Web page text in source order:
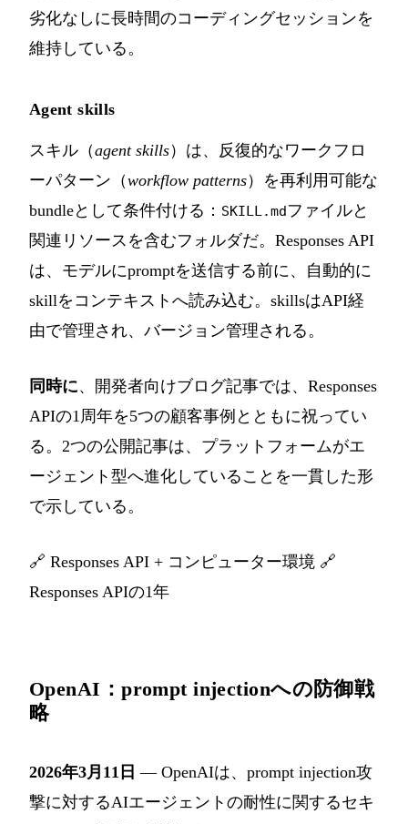
劣化なしに長時間のコーディングセッションを
維持している。
Agent skills
スキル（agent skills）は、反復的なワークフロ
ーパターン（workflow patterns）を再利用可能な
bundleとして条件付ける： SKILL.mdファイルと
関連リソースを含むフォルダだ。Responses API
は、モデルにpromptを送信する前に、自動的に
skillをコンテキストへ読み込む。skillsはAPI経
由で管理され、バージョン管理される。
同時に、開発者向けブログ記事では、Responses
APIの1周年を5つの顧客事例とともに祝ってい
る。2つの公開記事は、プラットフォームがエ
ージェント型へ進化していることを一貫した形
で示している。
🔗 Responses API + コンピューター環境 🔗
Responses APIの1年
OpenAI：prompt injectionへの防御戦
略
2026年3月11日 — OpenAIは、prompt injection攻
撃に対するAIエージェントの耐性に関するセキ